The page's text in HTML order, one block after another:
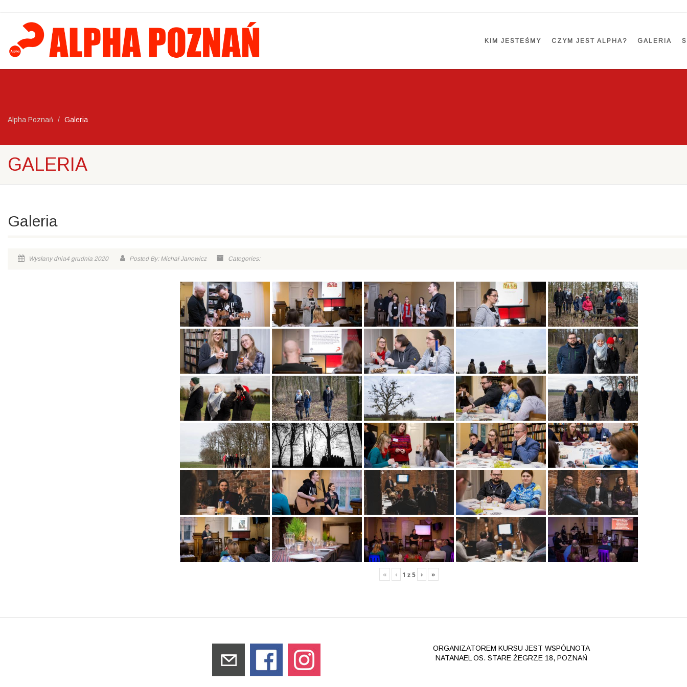
KIM JESTEŚMY CZYM JEST ALPHA? GALERIA
Alpha Poznań Galeria
GALERIA
Galeria
Wysłany dnia4 grudnia 2020 Posted By: Michał Janowicz Categories:
« ‹ 1 z5 › »
ORGANIZATOREM KURSU JEST WSPÓLNOTA
NATANAEL OS. STARE ŻEGRZE 18, POZNAŃ